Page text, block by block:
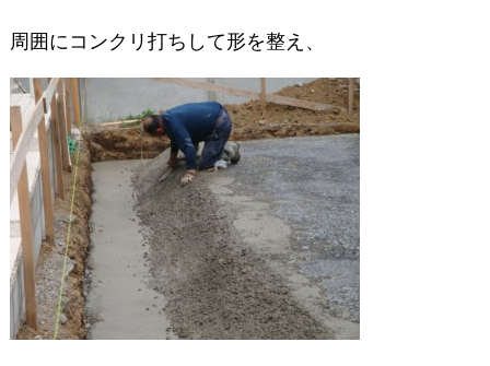
周囲にコンクリ打ちして形を整え、